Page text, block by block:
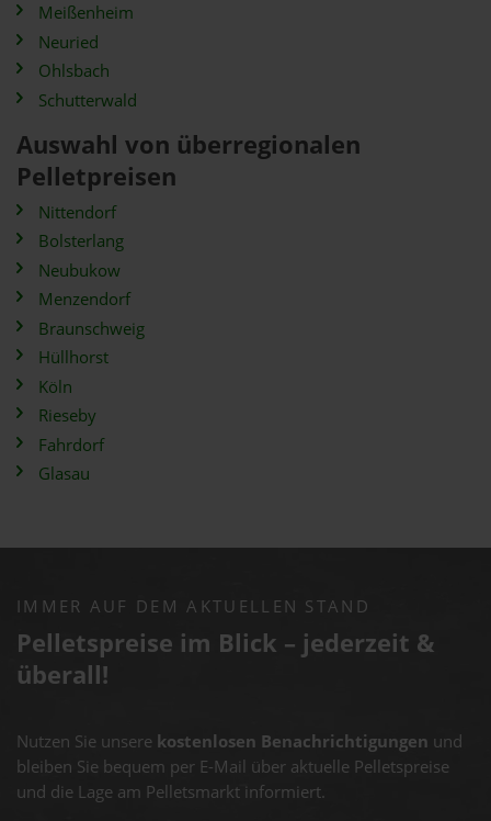
Meißenheim
Neuried
Ohlsbach
Schutterwald
Auswahl von überregionalen
Pelletpreisen
Nittendorf
Bolsterlang
Neubukow
Menzendorf
Braunschweig
Hüllhorst
Köln
Rieseby
Fahrdorf
Glasau
IMMER AUF DEM AKTUELLEN STAND
Pelletspreise im Blick – jederzeit &
überall!
Nutzen Sie unsere kostenlosen Benachrichtigungen und
bleiben Sie bequem per E-Mail über aktuelle Pelletspreise
und die Lage am Pelletsmarkt informiert.